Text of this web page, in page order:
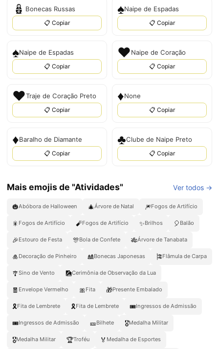
🪆 Bonecas Russas
📋 Copiar
♠️Naipe de Espadas
📋 Copiar
♠Naipe de Espadas
📋 Copiar
♥️Naipe de Coração
📋 Copiar
♥Traje de Coração Preto
📋 Copiar
♦️None
📋 Copiar
♦Baralho de Diamante
📋 Copiar
♣️Clube de Naipe Preto
📋 Copiar
Mais emojis de "Atividades" Ver todos →
🎃Abóbora de Halloween 🎄Árvore de Natal 🎆Fogos de Artifício
🎇 Fogos de Artifício 🧨Fogos de Artifício ✨Brilhos 🎈 Balão
🎉Estouro de Festa 🎊Bola de Confete 🎋Árvore de Tanabata
🎍Decoração de Pinheiro 🎎Bonecas Japonesas 🎏Flâmula de Carpa
🎐Sino de Vento 🎑Cerimônia de Observação da Lua
🧧 Envelope Vermelho 🎀 Fita 🎁Presente Embalado
🎗️Fita de Lembrete 🎗Fita de Lembrete 🎟️Ingressos de Admissão
🎟Ingressos de Admissão 🎫Bilhete 🎖️Medalha Militar
🎖Medalha Militar 🏆Troféu 🏅 Medalha de Esportes